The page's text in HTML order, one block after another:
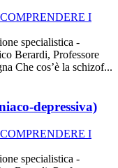
COMPRENDERE I
specialistica -
Berardi, Professore
Che cos’è la schizof...
depressiva)
COMPRENDERE I
specialistica -